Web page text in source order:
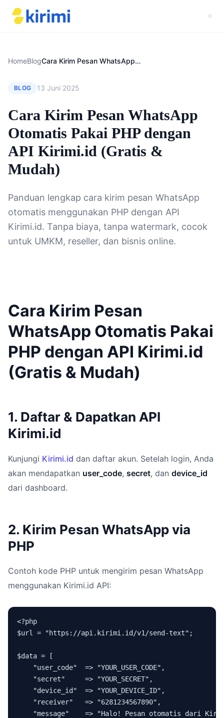
HomeBlog Cara Kirim Pesan WhatsApp Otomatis Pakai PHP dengan API Kirimi.id (Gratis & Mudah)
BLOG 13 Juni 2025
Cara Kirim Pesan WhatsApp
Otomatis Pakai PHP dengan
API Kirimi.id (Gratis &
Mudah)
Panduan lengkap cara kirim pesan WhatsApp
otomatis menggunakan PHP dengan API
Kirimi.id. Tanpa biaya, tanpa watermark, cocok
untuk UMKM, reseller, dan bisnis online.
Cara Kirim Pesan
WhatsApp Otomatis Pakai
PHP dengan API Kirimi.id
(Gratis & Mudah)
1. Daftar & Dapatkan API
Kirimi.id
Kunjungi Kirimi.id dan daftar akun. Setelah login, Anda
akan mendapatkan user_code, secret, dan device_id
dari dashboard.
2. Kirim Pesan WhatsApp via
PHP
Contoh kode PHP untuk mengirim pesan WhatsApp
menggunakan Kirimi.id API:
<?php
$url = "https://api.kirimi.id/v1/send-text";
$data = [
    "user_code"  => "YOUR_USER_CODE",
    "secret"     => "YOUR_SECRET",
    "device_id"  => "YOUR_DEVICE_ID",
    "receiver"   => "6281234567890",
"message"    => "Halo! Pesan otomatis dari